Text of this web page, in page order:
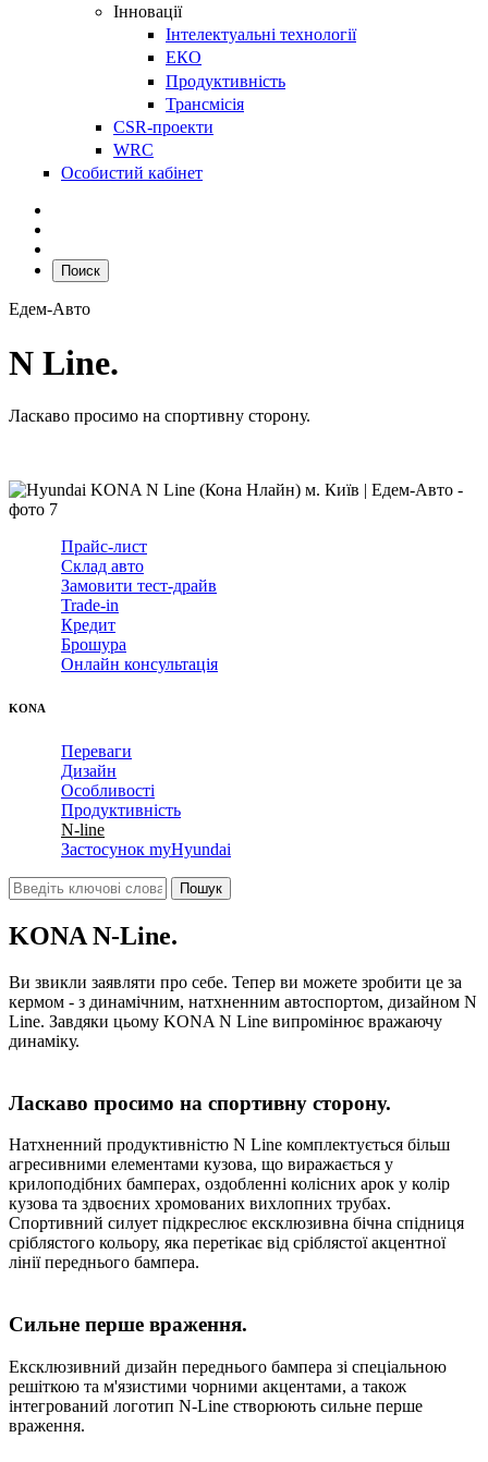
Інновації
Інтелектуальні технології
ЕКО
Продуктивність
Трансмісія
CSR-проекти
WRC
Особистий кабінет
Поиск
Едем-Авто
N Line.
Ласкаво просимо на спортивну сторону.
Прайс-лист
Cклад авто
Замовити тест-драйв
Trade-in
Кредит
Брошура
Онлайн консультація
KONA
Переваги
Дизайн
Особливості
Продуктивність
N-line
Застосунок myHyundai
KONA N-Line.
Ви звикли заявляти про себе. Тепер ви можете зробити це за
кермом - з динамічним, натхненним автоспортом, дизайном N
Line. Завдяки цьому KONA N Line випромінює вражаючу
динаміку.
Ласкаво просимо на спортивну сторону.
Натхненний продуктивністю N Line комплектується більш
агресивними елементами кузова, що виражається у
крилоподібних бамперах, оздобленні колісних арок у колір
кузова та здвоєних хромованих вихлопних трубах.
Спортивний силует підкреслює ексклюзивна бічна спідниця
сріблястого кольору, яка перетікає від сріблястої акцентної
лінії переднього бампера.
Сильне перше враження.
Ексклюзивний дизайн переднього бампера зі спеціальною
решіткою та м'язистими чорними акцентами, а також
інтегрований логотип N-Line створюють сильне перше
враження.